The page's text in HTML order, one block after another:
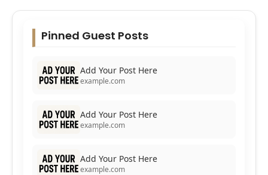
Pinned Guest Posts
Add Your Post Here
example.com
Add Your Post Here
example.com
Add Your Post Here
example.com